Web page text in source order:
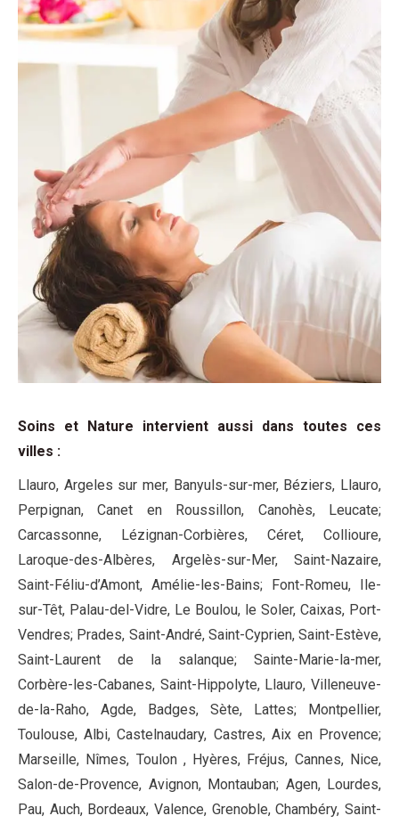
Soins et Nature intervient aussi dans toutes ces
villes :
Llauro, Argeles sur mer, Banyuls-sur-mer, Béziers, Llauro,
Perpignan, Canet en Roussillon, Canohès, Leucate;
Carcassonne, Lézignan-Corbières, Céret, Collioure,
Laroque-des-Albères, Argelès-sur-Mer, Saint-Nazaire,
Saint-Féliu-d’Amont, Amélie-les-Bains; Font-Romeu, Ile-
sur-Têt, Palau-del-Vidre, Le Boulou, le Soler, Caixas, Port-
Vendres; Prades, Saint-André, Saint-Cyprien, Saint-Estève,
Saint-Laurent de la salanque; Sainte-Marie-la-mer,
Corbère-les-Cabanes, Saint-Hippolyte, Llauro, Villeneuve-
de-la-Raho, Agde, Badges, Sète, Lattes; Montpellier,
Toulouse, Albi, Castelnaudary, Castres, Aix en Provence;
Marseille, Nîmes, Toulon , Hyères, Fréjus, Cannes, Nice,
Salon-de-Provence, Avignon, Montauban; Agen, Lourdes,
Pau, Auch, Bordeaux, Valence, Grenoble, Chambéry, Saint-